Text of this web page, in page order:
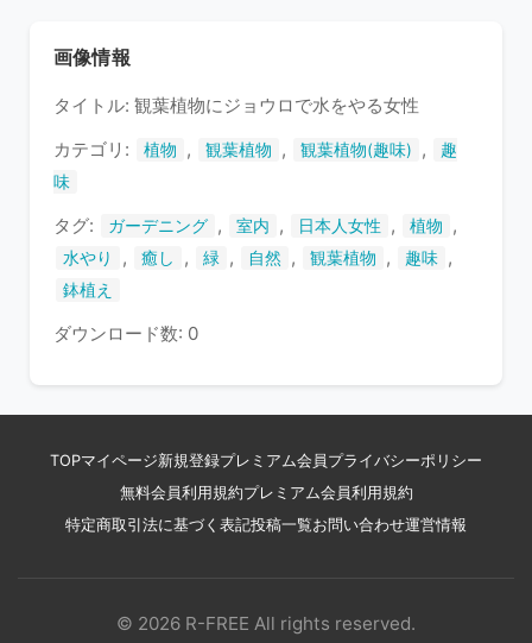
い
ま
画像情報
タイトル: 観葉植物にジョウロで水をやる女性
カテゴリ:
植物 , 観葉植物 , 観葉植物(趣味) ,
趣
味
タグ: ガーデニング , 室内 , 日本人女性 , 植物 ,
水やり , 癒し , 緑 , 自然 , 観葉植物 , 趣味 ,
鉢植え
ダウンロード数: 0
TOPマイページ新規登録プレミアム会員 プライバシーポリシー
無料会員利用規約プレミアム会員利用規約
特定商取引法に基づく表記投稿一覧お問い合わせ運営情報
© 2026 R-FREE All rights reserved.